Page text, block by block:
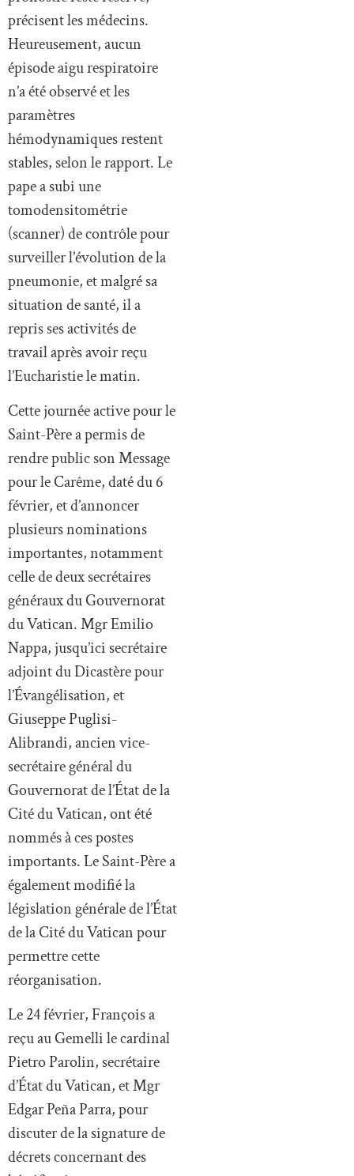
précisent les médecins.
Heureusement, aucun
épisode aigu respiratoire
n’a été observé et les
paramètres
hémodynamiques restent
stables, selon le rapport. Le
pape a subi une
tomodensitométrie
(scanner) de contrôle pour
surveiller l’évolution de la
pneumonie, et malgré sa
situation de santé, il a
repris ses activités de
travail après avoir reçu
l’Eucharistie le matin.
Cette journée active pour le
Saint-Père a permis de
rendre public son Message
pour le Carême, daté du 6
février, et d’annoncer
plusieurs nominations
importantes, notamment
celle de deux secrétaires
généraux du Gouvernorat
du Vatican. Mgr Emilio
Nappa, jusqu’ici secrétaire
adjoint du Dicastère pour
l’Évangélisation, et
Giuseppe Puglisi-
Alibrandi, ancien vice-
secrétaire général du
Gouvernorat de l’État de la
Cité du Vatican, ont été
nommés à ces postes
importants. Le Saint-Père a
également modifié la
législation générale de l’État
de la Cité du Vatican pour
permettre cette
réorganisation.
Le 24 février, François a
reçu au Gemelli le cardinal
Pietro Parolin, secrétaire
d’État du Vatican, et Mgr
Edgar Peña Parra, pour
discuter de la signature de
décrets concernant des